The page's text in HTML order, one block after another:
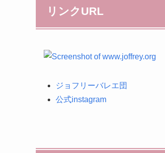
リンクURL
ジョフリーバレエ団
公式instagram